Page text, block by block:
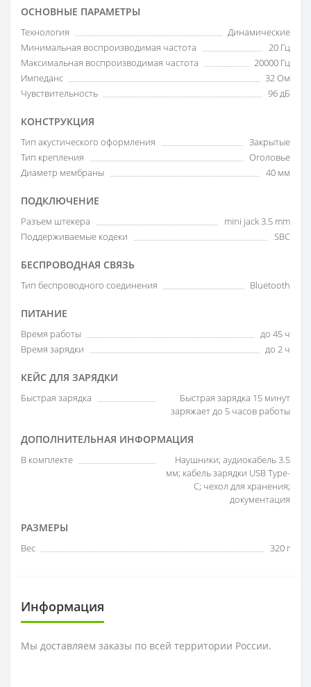
ОСНОВНЫЕ ПАРАМЕТРЫ
Технология
Динамические
Минимальная воспроизводимая частота
20 Гц
Максимальная воспроизводимая частота
20000 Гц
Импеданс
32 Ом
Чувствительность
96 дБ
КОНСТРУКЦИЯ
Тип акустического оформления
Закрытые
Тип крепления
Оголовье
Диаметр мембраны
40 мм
ПОДКЛЮЧЕНИЕ
Разъем штекера
mini jack 3.5 mm
Поддерживаемые кодеки
SBC
БЕСПРОВОДНАЯ СВЯЗЬ
Тип беспроводного соединения Bluetooth
ПИТАНИЕ
Время работы
до 45 ч
Время зарядки
до 2 ч
КЕЙС ДЛЯ ЗАРЯДКИ
Быстрая зарядка
Быстрая зарядка 15 минут
заряжает до 5 часов работы
ДОПОЛНИТЕЛЬНАЯ ИНФОРМАЦИЯ
В комплекте
Наушники; аудиокабель 3.5
мм; кабель зарядки USB Type-
C; чехол для хранения;
документация
РАЗМЕРЫ
Вес 320 г
Информация
Мы доставляем заказы по всей территории России.